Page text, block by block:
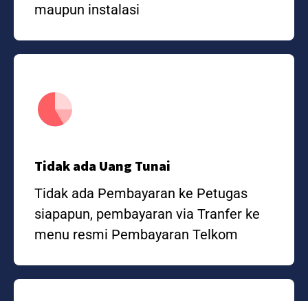
maupun instalasi
Tidak ada Uang Tunai
Tidak ada Pembayaran ke Petugas
siapapun, pembayaran via Tranfer ke
menu resmi Pembayaran Telkom